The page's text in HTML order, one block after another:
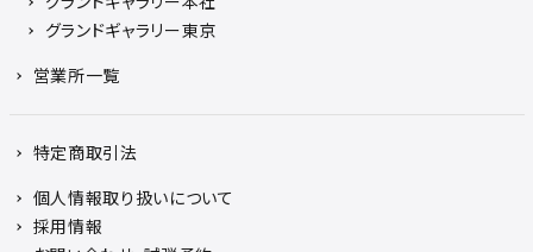
グランドギャラリー東京
営業所一覧
特定商取引法
個人情報取り扱いについて
採用情報